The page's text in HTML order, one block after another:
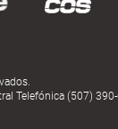
Telefónica (507)